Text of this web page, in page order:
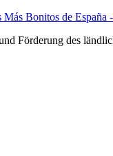
Más Bonitos de España
Förderung des